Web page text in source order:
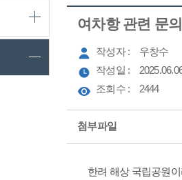
여차항 관련 문의
작성자 :
우창수
작성일 :
조회수 :
2444
첨부파일
한려 해상 국립공원